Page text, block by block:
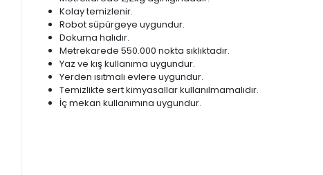
Kolay temizlenir.
Robot süpürgeye uygundur.
Dokuma halıdır.
Metrekarede 550.000 nokta sıklıktadır.
Yaz ve kış kullanıma uygundur.
Yerden ısıtmalı evlere uygundur.
Temizlikte sert kimyasallar kullanılmamalıdır.
İç mekan kullanımına uygundur.